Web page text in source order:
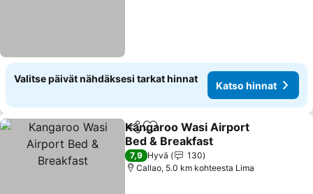
Valitse päivät nähdäksesi tarkat hinnat
Katso hinnat
Jaa Lisää suosikkeihin
Kangaroo Wasi Airport
Bed & Breakfast
7,9 Hyvä
130
Callao, 5.0 km kohteesta Lima